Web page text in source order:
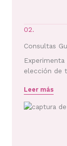
02.
Consultas
elección de
Leer más